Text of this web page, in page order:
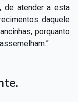
de atender a esta
daquele
porquanto